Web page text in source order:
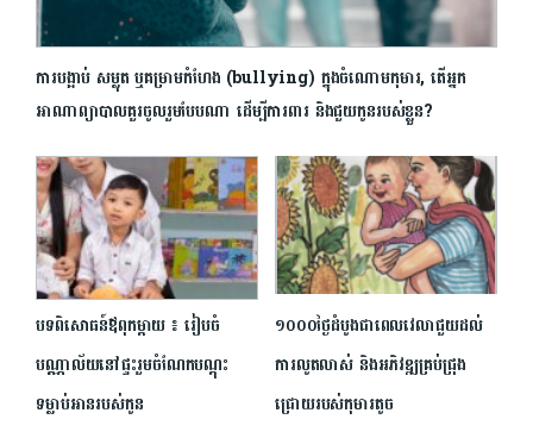
ការបង្អាប់ សម្លុត ឬគម្រាមកំហែង (bullying) ក្នុងចំណោមកុមារ, តើអ្នក
អាណាព្យាបាលគួរចូលរួមបែបណា ដើម្បីការពារ និងជួយកូនរបស់ខ្លួន?
បទពិសោធន៍ឪពុកម្ដាយ ៖ រៀបចំ
បណ្ណាល័យនៅផ្ទះរួមចំណែកបណ្ដុះ
ទម្លាប់អានរបស់កូន
១០០០ថ្ងៃដំបូងជាពេលវេលាជួយដល់
ការលូតលាស់ និងអភិវឌ្ឍគ្រប់ជ្រុង
ជ្រោយរបស់កុមារតូច